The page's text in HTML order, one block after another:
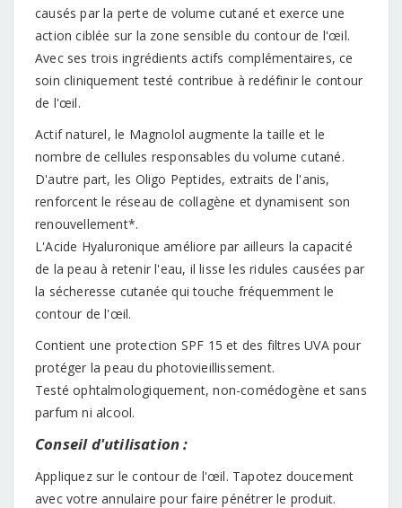
causés par la perte de volume cutané et exerce une
action ciblée sur la zone sensible du contour de l'œil.
Avec ses trois ingrédients actifs complémentaires, ce
soin cliniquement testé contribue à redéfinir le contour
de l'œil.
Actif naturel, le Magnolol augmente la taille et le
nombre de cellules responsables du volume cutané.
D'autre part, les Oligo Peptides, extraits de l'anis,
renforcent le réseau de collagène et dynamisent son
renouvellement*.
L'Acide Hyaluronique améliore par ailleurs la capacité
de la peau à retenir l'eau, il lisse les ridules causées par
la sécheresse cutanée qui touche fréquemment le
contour de l'œil.
Contient une protection SPF 15 et des filtres UVA pour
protéger la peau du photovieillissement.
Testé ophtalmologiquement, non-comédogène et sans
parfum ni alcool.
Conseil d'utilisation :
Appliquez sur le contour de l'œil. Tapotez doucement
avec votre annulaire pour faire pénétrer le produit.